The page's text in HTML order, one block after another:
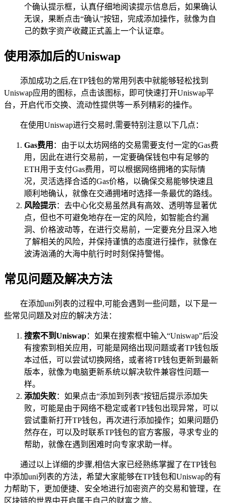
个确认提示框，认真仔细地阅读提示信息后，如果确认
无误，果断点击“确认”按钮，完成添加操作，就像为自
己的数字资产收藏正式盖上一个认证章。
使用添加后的Uniswap
添加成功之后,在TP钱包的常用列表中就能够轻松找到
Uniswap应用的图标，点击该图标，即可快速打开Uniswap平
台，开启代币交换、流动性提供等一系列精彩的操作。
在使用Uniswap进行交易时,需要特别注意以下几点：
Gas费用 ：由于以太坊网络的交易需要支付一定的Gas费
用，因此在进行交易前，一定要确保钱包中有足够的
ETH用于支付Gas费用，可以根据网络拥堵的实际情
况，灵活选择合适的Gas价格，以确保交易能够快速且
顺利地确认，就像在交通拥堵时选择一条最优的路线。
风险提示：去中心化交易虽然具有高效、透明等显著优
点，但也不可避免地存在一定的风险，如智能合约漏
洞、价格波动等，在进行交易前，一定要充分且深入地
了解相关的风险，并保持谨慎的态度进行操作，就像在
波涛汹涌的大海中航行时时刻保持警惕。
常见问题及解决方法
在添加uni列表的过程中,可能会遇到一些问题，以下是一
些常见问题及对应的解决方法：
搜索不到Uniswap：如果在搜索框中输入“Uniswap”后没
有搜索到相关应用，可能是网络出现问题或者TP钱包版
本过低，可以尝试切换网络，或者将TP钱包更新到最新
版本，就像为电脑更新系统以解决软件兼容性问题一
样。
添加失败：如果点击“添加到列表”按钮后提示添加失
败，可能是由于网络不稳定或者TP钱包出现异常，可以
尝试重新打开TP钱包，再次进行添加操作；如果问题仍
然存在，可以及时联系TP钱包的官方客服，寻求专业的
帮助，就像在遇到困难时向专家求助一样。
通过以上详细的步骤,相信大家已经熟练掌握了在TP钱包
中添加uni列表的方法，希望大家能够在TP钱包和Uniswap的有
力帮助下，更加便捷、安全地进行加密资产的交易和管理，在
区块链的世界中开启属于自己的财富之旅。